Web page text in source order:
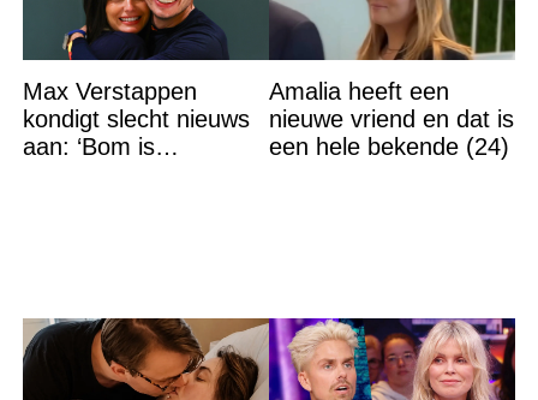
Max Verstappen
kondigt slecht nieuws
aan: ‘Bom is
Amalia heeft een
nieuwe vriend en dat is
een hele bekende (24)